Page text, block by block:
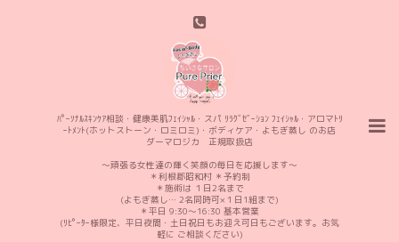
ﾊﾟｰｿﾅﾙｽｷﾝｹｱ相談・健康美肌ﾌｪｲｼｬﾙ・スパ ﾘﾗｸﾞｾﾞｰｼｮﾝ ﾌｪｲｼｬﾙ・アロマﾄﾘ
ｰﾄﾒﾝﾄ(ホットストーン・ロミロミ)・ボディケア・よもぎ蒸し のお店
ダーマロジカ 正規取扱店
〜頑張る女性達の輝く笑顔の毎日を応援します〜
＊利根郡昭和村 ＊予約制
＊施術は １日2名まで
(よもぎ蒸し… 2名同時可×１日1組まで)
＊平日 9:30〜16:30 基本営業
(ﾘﾋﾟｰﾀｰ様限定、平日夜間・土日祝日もお迎え可日もございます。お気
軽に ご相談ください)